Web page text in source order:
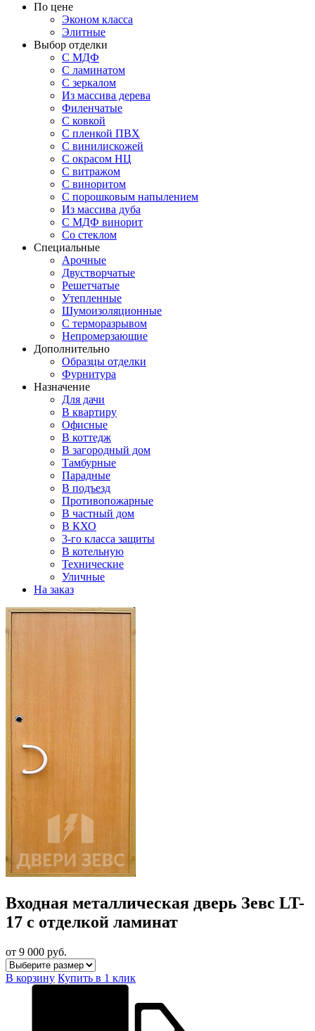
По цене
Эконом класса
Элитные
Выбор отделки
С МДФ
С ламинатом
С зеркалом
Из массива дерева
Филенчатые
С ковкой
С пленкой ПВХ
С винилискожей
С окрасом НЦ
С витражом
С виноритом
С порошковым напылением
Из массива дуба
С МДФ винорит
Со стеклом
Специальные
Арочные
Двустворчатые
Решетчатые
Утепленные
Шумоизоляционные
С терморазрывом
Непромерзающие
Дополнительно
Образцы отделки
Фурнитура
Назначение
Для дачи
В квартиру
Офисные
В коттедж
В загородный дом
Тамбурные
Парадные
В подъезд
Противопожарные
В частный дом
В КХО
3-го класса защиты
В котельную
Технические
Уличные
На заказ
Входная металлическая дверь Зевс LT-
17 с отделкой ламинат
от 9 000 руб.
В корзину Купить в 1 клик